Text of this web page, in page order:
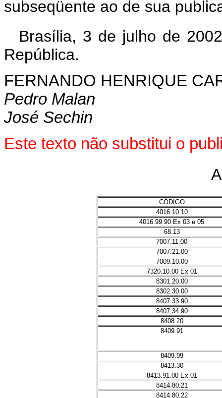
subseqüente ao de sua
Brasília, 3 de julho de
República.
FERNANDO HENRIQUE
Pedro Malan
José Sechin
Este texto não substitui o
CÓDIGO
4016.10.10
4016.99.90 Ex 03 e 05
68.13
7007.11.00
7007.21.00
7009.10.00
7320.10.00 Ex 01
8301.20.00
8302.30.00
8407.33.90
8407.34.90
8408.20
8409.91
8409.99
8413.30
8413.91.00 Ex 01
8414.80.21
8414.80.22